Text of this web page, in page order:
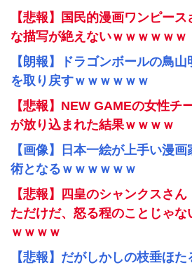
【悲報】国民的漫画ワンピー
な描写が絶えないｗｗｗｗｗｗ
【朗報】ドラゴンボールの鳥
を取り戻すｗｗｗｗｗｗ
【悲報】NEW GAMEの女性チ
が放り込まれた結果ｗｗｗｗ
【画像】日本一絵が上手い漫
術となるｗｗｗｗｗｗ
【悲報】四皇のシャンクスさ
ただけだ、怒る程のことじゃ
ｗｗｗｗ
【悲報】だがしかしの枝垂ほ